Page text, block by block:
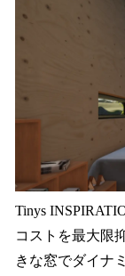
Tinys
コストを最大限
きな窓でダイナ